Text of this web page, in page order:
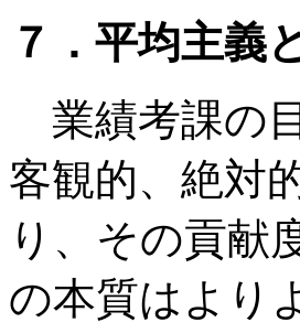
７．平均主義
業績考課の
客観的、絶対
り、その貢献
の本質はより